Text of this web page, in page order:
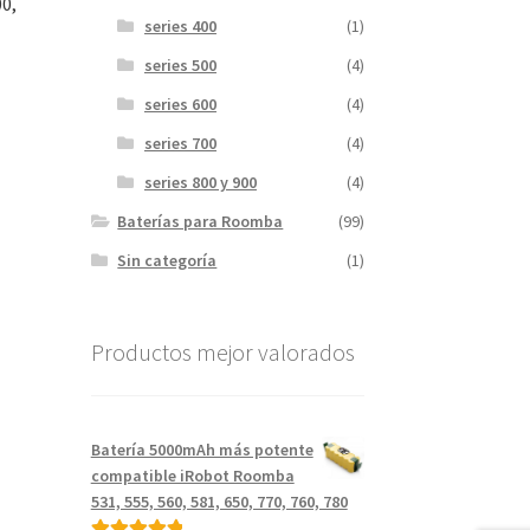
series 400
(1)
series 500
(4)
series 600
(4)
series 700
(4)
series 800 y 900
(4)
Baterías para Roomba
(99)
Sin categoría
(1)
Productos mejor valorados
Batería 5000mAh más potente
compatible iRobot Roomba
531, 555, 560, 581, 650, 770, 760, 780